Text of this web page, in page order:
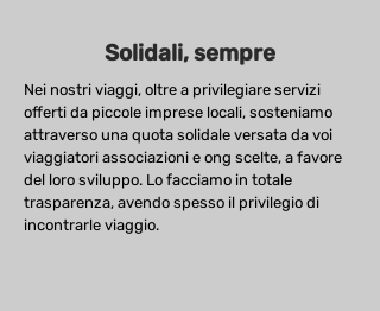
Solidali, sempre
Nei nostri viaggi, oltre a privilegiare servizi
offerti da piccole imprese locali, sosteniamo
attraverso una quota solidale versata da voi
viaggiatori associazioni e ong scelte, a favore
del loro sviluppo. Lo facciamo in totale
trasparenza, avendo spesso il privilegio di
incontrarle viaggio.